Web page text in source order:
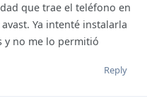
que trae el teléfono en
Ya intenté instalarla
y no me lo permitió
Reply